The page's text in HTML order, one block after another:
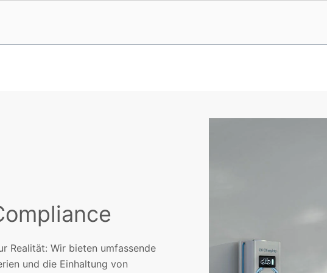
Realität: Wir bieten umfassende
und die Einhaltung von